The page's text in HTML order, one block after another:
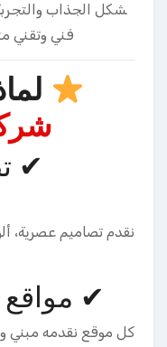
شكل الجذاب
فني وتقني
✔
نقدم تصاميم عصرية،
✔ مواقع